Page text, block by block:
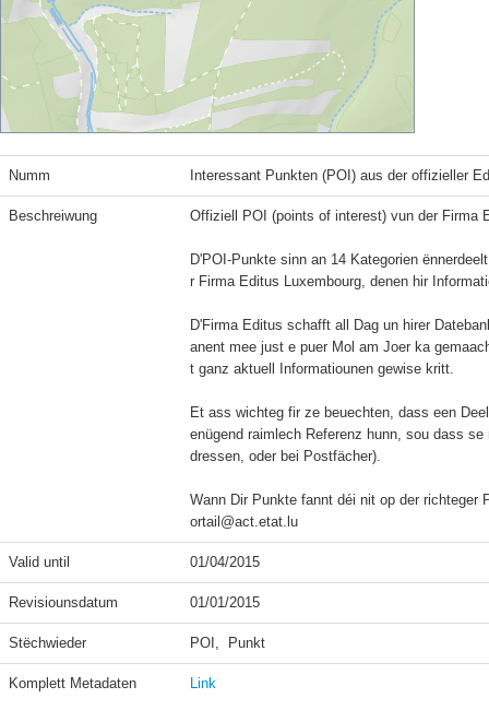
Numm Interessant Punkten (POI) aus der offizieller
Beschreiwung Offiziell POI (points of interest) vun der Firma
D'POI-Punkte sinn an 14 Kategorien
r Firma Editus Luxembourg, denen hir
D'Firma Editus schafft all Dag un hirer
anent mee just e puer Mol am Joer ka
t ganz aktuell Informatiounen gewise kritt.
Et ass wichteg fir ze beuechten, dass een
enügend raimlech Referenz hunn, sou dass
dressen, oder bei Postfächer).
Wann Dir Punkte fannt déi nit op der
ortail@act.etat.lu
Valid until 01/04/2015
Revisiounsdatum 01/01/2015
Stëchwieder POI,  Punkt
Komplett Metadaten Link